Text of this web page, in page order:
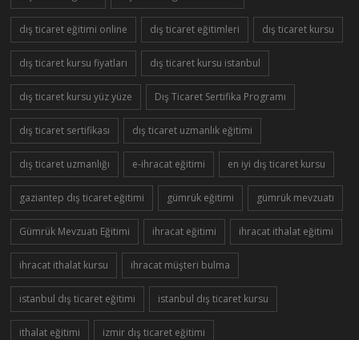
dış ticaret eğitimi online dış ticaret eğitimleri dış ticaret kursu
dış ticaret kursu fiyatları dış ticaret kursu istanbul
dış ticaret kursu yüz yüze Dış Ticaret Sertifika Programı
dış ticaret sertifikası dış ticaret uzmanlık eğitimi
dış ticaret uzmanlığı e-ihracat eğitimi en iyi dış ticaret kursu
gaziantep dış ticaret eğitimi gümrük eğitimi gümrük mevzuatı
Gümrük Mevzuatı Eğitimi ihracat eğitimi ihracat ithalat eğitimi
ihracat ithalat kursu ihracat müşteri bulma
istanbul dış ticaret eğitimi istanbul dış ticaret kursu
ithalat eğitimi izmir dış ticaret eğitimi